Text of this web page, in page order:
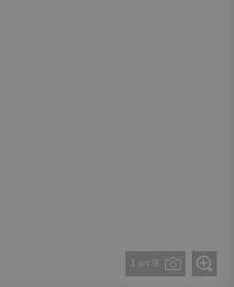
1 от 9